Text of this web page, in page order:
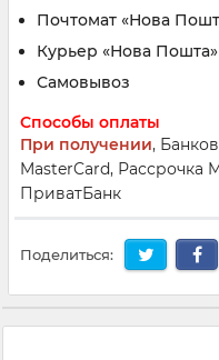
Почтомат «Нова
Курьер «Нова Пошта»
Самовывоз
Способы оплаты
При получении,
MasterCard, Рассрочка
ПриватБанк
Поделиться: